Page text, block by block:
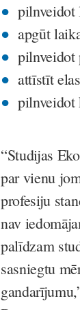
pilnveidot
apgūt
pilnveidot
attīstīt
pilnveidot
“Studijas
par vienu
profesiju
nav
palīdzam
sasniegtu